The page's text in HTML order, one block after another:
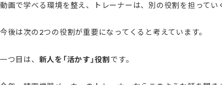
動画で学べる環境を整え、トレーナーは、別の役割を担ってい
今後は次の2つの役割が重要になってくると考えています。
一つ目は、 新人を「活かす」役割です。